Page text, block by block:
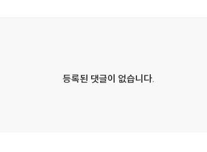
등록된 댓글이 없습니다.